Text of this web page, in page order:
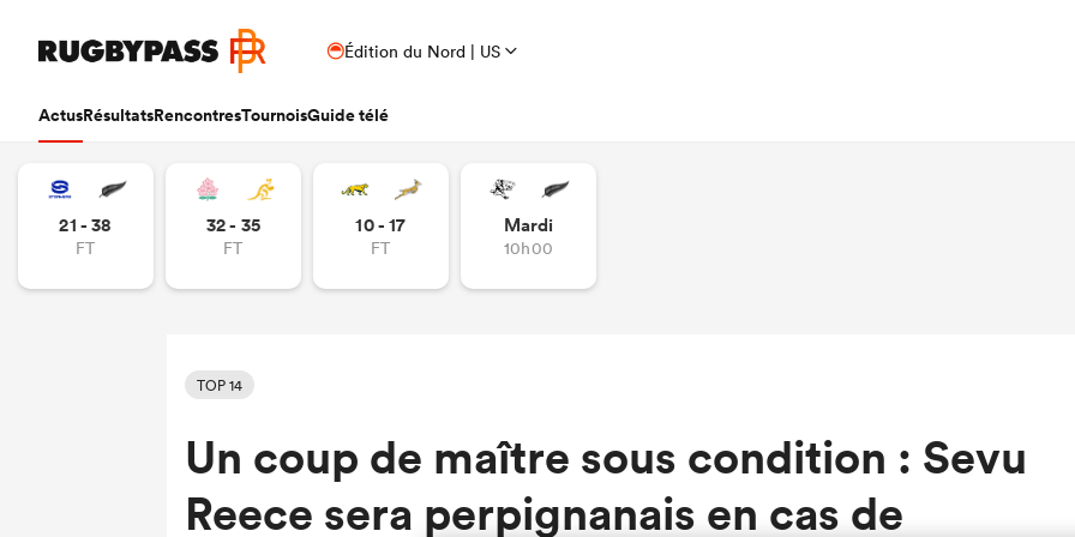
Édition du Nord | US
ActusRésultatsRencontresTournoisGuide télé
21 - 38
FT
32 - 35
FT
10 - 17
FT
Mardi
10h00
TOP 14
Un coup de maître sous condition : Sevu
Reece sera perpignanais en cas de